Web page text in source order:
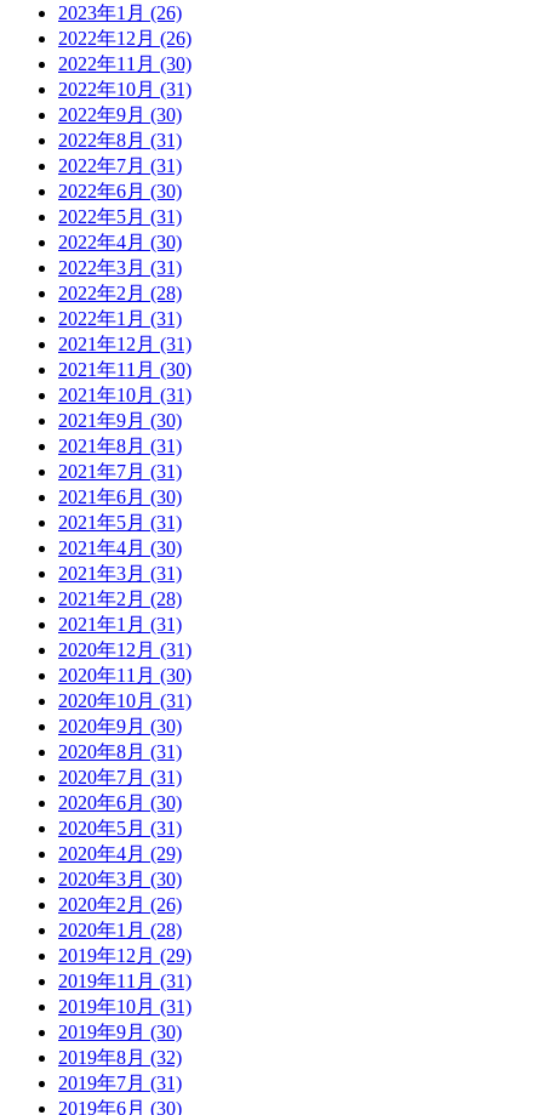
2023年1月 (26)
2022年12月 (26)
2022年11月 (30)
2022年10月 (31)
2022年9月 (30)
2022年8月 (31)
2022年7月 (31)
2022年6月 (30)
2022年5月 (31)
2022年4月 (30)
2022年3月 (31)
2022年2月 (28)
2022年1月 (31)
2021年12月 (31)
2021年11月 (30)
2021年10月 (31)
2021年9月 (30)
2021年8月 (31)
2021年7月 (31)
2021年6月 (30)
2021年5月 (31)
2021年4月 (30)
2021年3月 (31)
2021年2月 (28)
2021年1月 (31)
2020年12月 (31)
2020年11月 (30)
2020年10月 (31)
2020年9月 (30)
2020年8月 (31)
2020年7月 (31)
2020年6月 (30)
2020年5月 (31)
2020年4月 (29)
2020年3月 (30)
2020年2月 (26)
2020年1月 (28)
2019年12月 (29)
2019年11月 (31)
2019年10月 (31)
2019年9月 (30)
2019年8月 (32)
2019年7月 (31)
2019年6月 (30)